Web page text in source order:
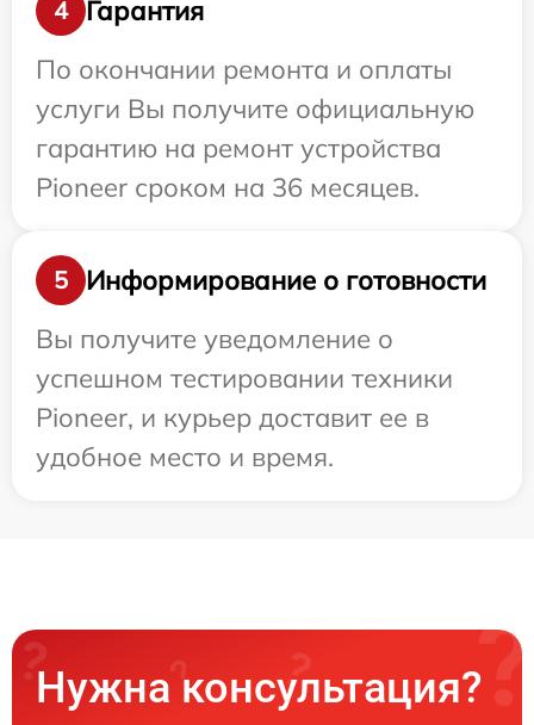
4
Гарантия
По окончании ремонта и оплаты
услуги Вы получите официальную
гарантию на ремонт устройства
Pioneer сроком на 36 месяцев.
5
Информирование о готовности
Вы получите уведомление о
успешном тестировании техники
Pioneer, и курьер доставит ее в
удобное место и время.
Нужна консультация?